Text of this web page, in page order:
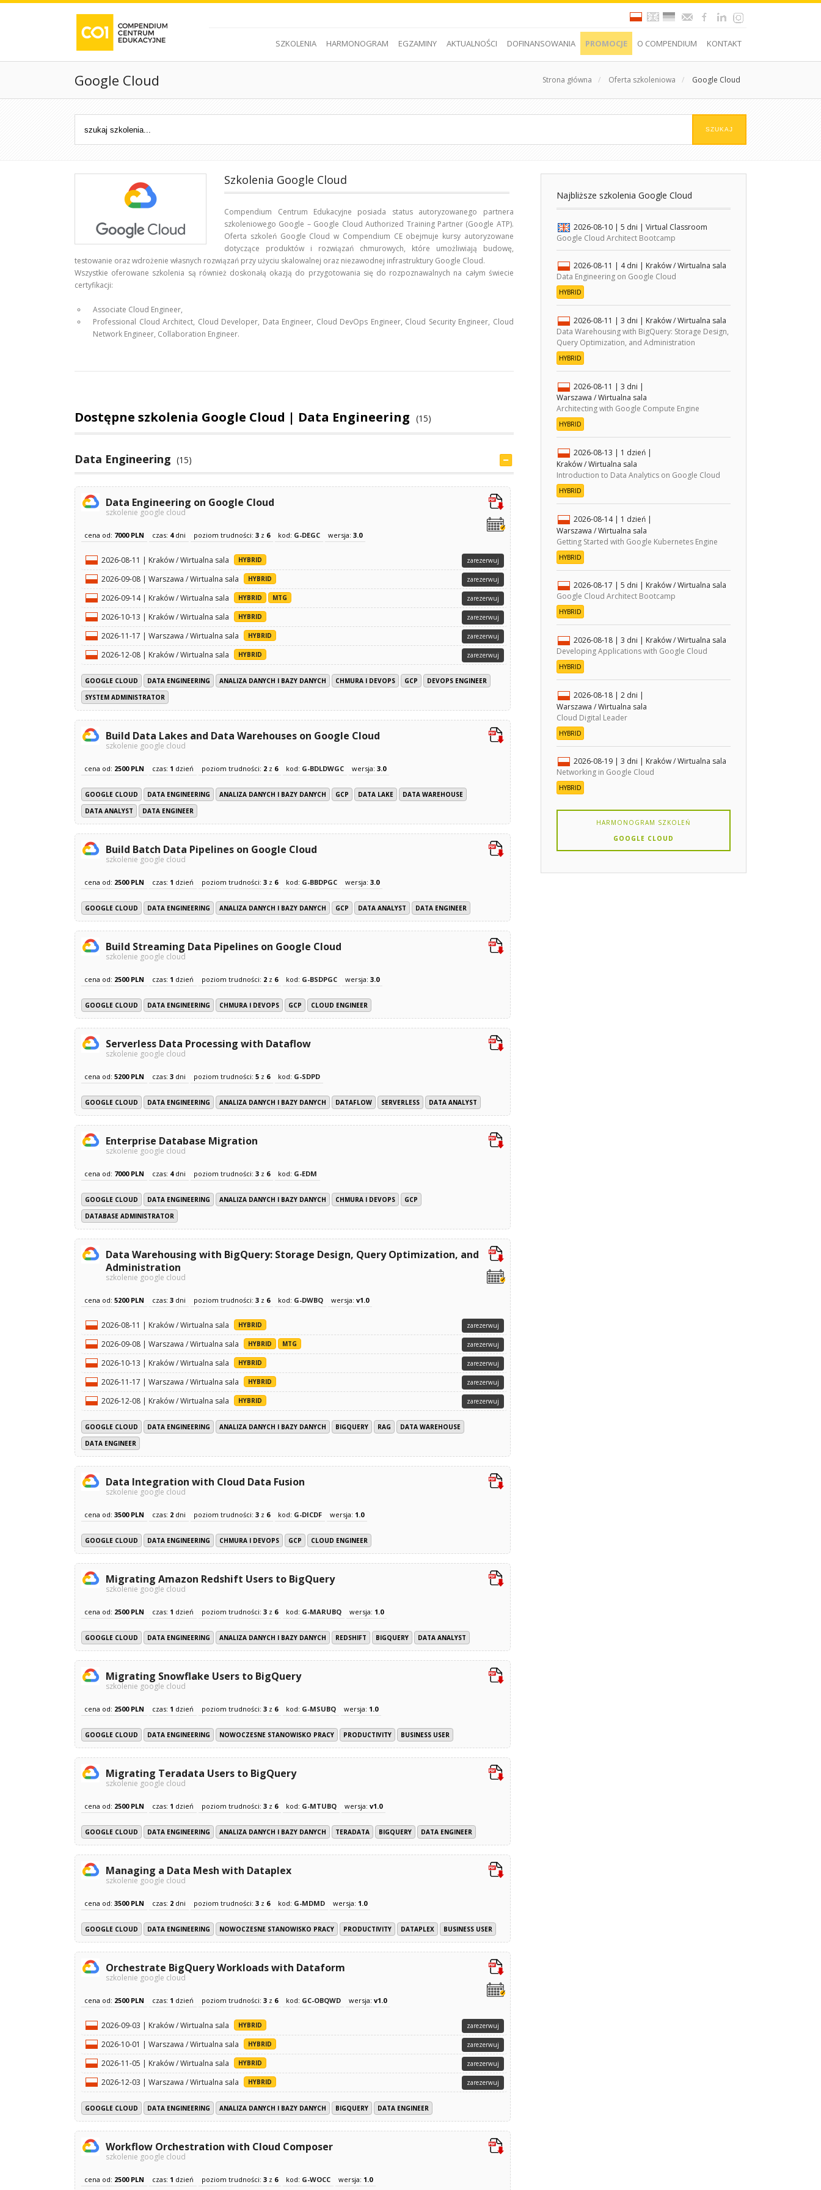
SZKOLENIA HARMONOGRAM EGZAMINY AKTUALNOŚCI DOFINANSOWANIA PROMOCJE O COMPENDIUM KONTAKT
Google Cloud Strona główna / Oferta szkoleniowa / Google Cloud
Szkolenia Google Cloud
Compendium Centrum Edukacyjne posiada status autoryzowanego partnera
szkoleniowego Google – Google Cloud Authorized Training Partner (Google ATP).
Oferta szkoleń Google Cloud w Compendium CE obejmuje kursy autoryzowane
dotyczące produktów i rozwiązań chmurowych, które umożliwiają budowę,
testowanie oraz wdrożenie własnych rozwiązań przy użyciu skalowalnej oraz niezawodnej infrastruktury Google Cloud.
Wszystkie oferowane szkolenia są również doskonałą okazją do przygotowania się do rozpoznawalnych na całym świecie
certyfikacji:
Associate Cloud Engineer,
Professional Cloud Architect, Cloud Developer, Data Engineer, Cloud DevOps Engineer, Cloud Security Engineer, Cloud
Network Engineer, Collaboration Engineer.
Dostępne szkolenia Google Cloud | Data Engineering (15)
Data Engineering (15)
Data Engineering on Google Cloud
szkolenie google cloud
cena od: 7000 PLN czas: 4dni poziom trudności: 3 z 6 kod: G-DEGC wersja: 3.0
2026-08-11 | Kraków / Wirtualna sala HYBRID zarezerwuj
2026-09-08 | Warszawa / Wirtualna sala HYBRID zarezerwuj
2026-09-14 | Kraków / Wirtualna sala HYBRID MTG zarezerwuj
2026-10-13 | Kraków / Wirtualna sala HYBRID zarezerwuj
2026-11-17 | Warszawa / Wirtualna sala HYBRID zarezerwuj
2026-12-08 | Kraków / Wirtualna sala HYBRID zarezerwuj
GOOGLE CLOUD DATA ENGINEERING ANALIZA DANYCH I BAZY DANYCH CHMURA I DEVOPS GCP
DEVOPS ENGINEER
SYSTEM ADMINISTRATOR
Build Data Lakes and Data Warehouses on Google Cloud
szkolenie google cloud
cena od: 2500 PLN czas: 1 dzień poziom trudności: 2 z 6 kod: G-BDLDWGC wersja: 3.0
GOOGLE CLOUD DATA ENGINEERING ANALIZA DANYCH I BAZY DANYCH GCP DATA LAKE
DATA WAREHOUSE
DATA ANALYST
DATA ENGINEER
Build Batch Data Pipelines on Google Cloud
szkolenie google cloud
cena od: 2500 PLN czas: 1 dzień poziom trudności: 3 z 6 kod: G-BBDPGC wersja: 3.0
GOOGLE CLOUD DATA ENGINEERING ANALIZA DANYCH I BAZY DANYCH GCP DATA ANALYST DATA ENGINEER
Build Streaming Data Pipelines on Google Cloud
szkolenie google cloud
cena od: 2500 PLN czas: 1 dzień poziom trudności: 2 z 6 kod: G-BSDPGC wersja: 3.0
GOOGLE CLOUD DATA ENGINEERING CHMURA I DEVOPS GCP CLOUD ENGINEER
Serverless Data Processing with Dataflow
szkolenie google cloud
cena od: 5200 PLN czas: 3 dni poziom trudności: 5 z 6 kod: G-SDPD
GOOGLE CLOUD DATA ENGINEERING ANALIZA DANYCH I BAZY DANYCH DATAFLOW SERVERLESS DATA ANALYST
Enterprise Database Migration
szkolenie google cloud
cena od: 7000 PLN czas: 4dni poziom trudności: 3 z 6 kod: G-EDM
GOOGLE CLOUD DATA ENGINEERING ANALIZA DANYCH I BAZY DANYCH CHMURA I DEVOPS
GCP
DATABASE ADMINISTRATOR
Data Warehousing with BigQuery: Storage Design, Query Optimization, and
Administration
szkolenie google cloud
cena od: 5200 PLN czas: 3 dni poziom trudności: 3 z 6 kod: G-DWBQ wersja: v1.0
2026-08-11 | Kraków / Wirtualna sala HYBRID zarezerwuj
2026-09-08 | Warszawa / Wirtualna sala HYBRID MTG zarezerwuj
2026-10-13 | Kraków / Wirtualna sala HYBRID zarezerwuj
2026-11-17 | Warszawa / Wirtualna sala HYBRID zarezerwuj
2026-12-08 | Kraków / Wirtualna sala HYBRID zarezerwuj
GOOGLE CLOUD DATA ENGINEERING ANALIZA DANYCH I BAZY DANYCH BIGQUERY RAG
DATA WAREHOUSE
DATA ENGINEER
Data Integration with Cloud Data Fusion
szkolenie google cloud
cena od: 3500 PLN czas: 2 dni poziom trudności: 3 z 6 kod: G-DICDF wersja: 1.0
GOOGLE CLOUD DATA ENGINEERING CHMURA I DEVOPS GCP CLOUD ENGINEER
Migrating Amazon Redshift Users to BigQuery
szkolenie google cloud
cena od: 2500 PLN czas: 1 dzień poziom trudności: 3 z 6 kod: G-MARUBQ wersja: 1.0
GOOGLE CLOUD DATA ENGINEERING ANALIZA DANYCH I BAZY DANYCH REDSHIFT BIGQUERY DATA ANALYST
Migrating Snowflake Users to BigQuery
szkolenie google cloud
cena od: 2500 PLN czas: 1 dzień poziom trudności: 3 z 6 kod: G-MSUBQ wersja: 1.0
GOOGLE CLOUD DATA ENGINEERING NOWOCZESNE STANOWISKO PRACY PRODUCTIVITY BUSINESS USER
Migrating Teradata Users to BigQuery
szkolenie google cloud
cena od: 2500 PLN czas: 1 dzień poziom trudności: 3 z 6 kod: G-MTUBQ wersja: v1.0
GOOGLE CLOUD DATA ENGINEERING ANALIZA DANYCH I BAZY DANYCH TERADATA BIGQUERY DATA ENGINEER
Managing a Data Mesh with Dataplex
szkolenie google cloud
cena od: 3500 PLN czas: 2 dni poziom trudności: 3 z 6 kod: G-MDMD wersja: 1.0
GOOGLE CLOUD DATA ENGINEERING NOWOCZESNE STANOWISKO PRACY PRODUCTIVITY DATAPLEX BUSINESS USER
Orchestrate BigQuery Workloads with Dataform
szkolenie google cloud
cena od: 2500 PLN czas: 1 dzień poziom trudności: 3 z 6 kod: GC-OBQWD wersja: v1.0
2026-09-03 | Kraków / Wirtualna sala HYBRID zarezerwuj
2026-10-01 | Warszawa / Wirtualna sala HYBRID zarezerwuj
2026-11-05 | Kraków / Wirtualna sala HYBRID zarezerwuj
2026-12-03 | Warszawa / Wirtualna sala HYBRID zarezerwuj
GOOGLE CLOUD DATA ENGINEERING ANALIZA DANYCH I BAZY DANYCH BIGQUERY DATA ENGINEER
Workflow Orchestration with Cloud Composer
szkolenie google cloud
cena od: 2500 PLN czas: 1 dzień poziom trudności: 3 z 6 kod: G-WOCC wersja: 1.0
Najbliższe szkolenia Google Cloud
2026-08-10 | 5 dni | Virtual Classroom
Google Cloud Architect Bootcamp
2026-08-11 | 4 dni | Kraków / Wirtualna sala
Data Engineering on Google Cloud
HYBRID
2026-08-11 | 3 dni | Kraków / Wirtualna sala
Data Warehousing with BigQuery: Storage Design,
Query Optimization, and Administration
HYBRID
2026-08-11 | 3 dni |
Warszawa / Wirtualna sala
Architecting with Google Compute Engine
HYBRID
2026-08-13 | 1 dzień |
Kraków / Wirtualna sala
Introduction to Data Analytics on Google Cloud
HYBRID
2026-08-14 | 1 dzień |
Warszawa / Wirtualna sala
Getting Started with Google Kubernetes Engine
HYBRID
2026-08-17 | 5 dni | Kraków / Wirtualna sala
Google Cloud Architect Bootcamp
HYBRID
2026-08-18 | 3 dni | Kraków / Wirtualna sala
Developing Applications with Google Cloud
HYBRID
2026-08-18 | 2 dni |
Warszawa / Wirtualna sala
Cloud Digital Leader
HYBRID
2026-08-19 | 3 dni | Kraków / Wirtualna sala
Networking in Google Cloud
HYBRID
HARMONOGRAM SZKOLEŃ
GOOGLE CLOUD